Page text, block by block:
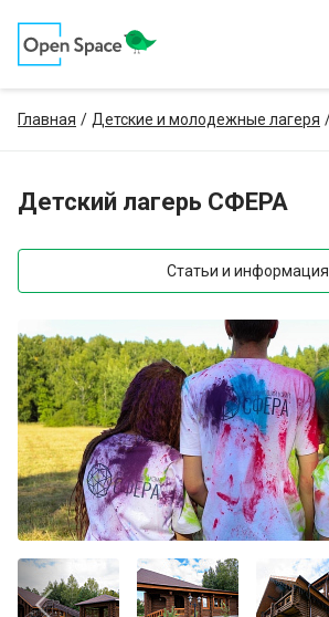
Главная Детские и молодежные лагеря
Детский лагерь СФЕРА
Статьи и информация